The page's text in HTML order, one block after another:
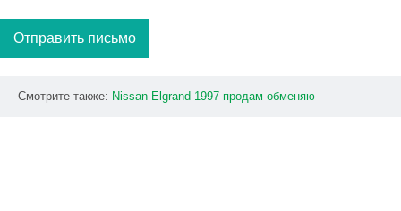
Отправить письмо
Смотрите также: Nissan Elgrand 1997 продам обменяю